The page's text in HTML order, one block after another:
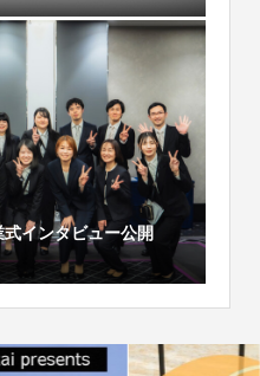
インタビュー公開